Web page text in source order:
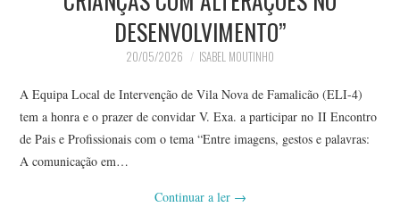
DESENVOLVIMENTO”
20/05/2026 ISABEL MOUTINHO
A Equipa Local de Intervenção de Vila Nova de Famalicão (ELI-4)
tem a honra e o prazer de convidar V. Exa. a participar no II Encontro
de Pais e Profissionais com o tema “Entre imagens, gestos e palavras:
A comunicação em…
Continuar a ler →